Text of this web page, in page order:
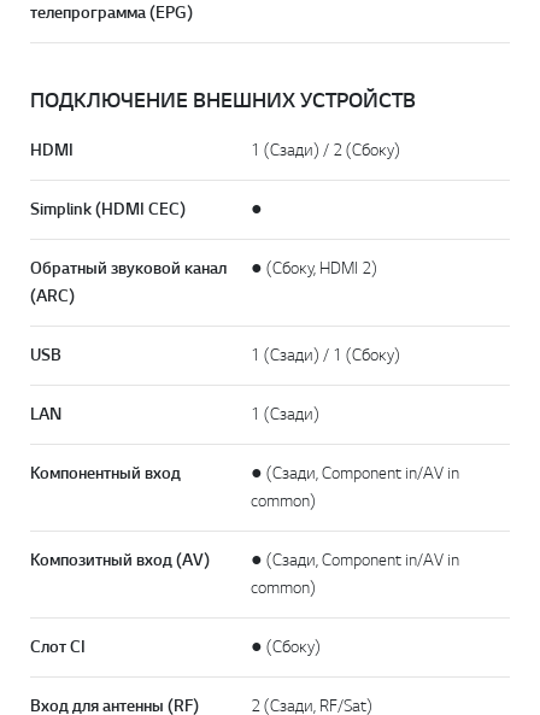
телепрограмма (EPG)
ПОДКЛЮЧЕНИЕ ВНЕШНИХ УСТРОЙСТВ
HDMI 1 (Сзади) / 2 (Сбоку)
Simplink (HDMI CEC) ●
Обратный звуковой канал
(ARC)
● (Сбоку, HDMI 2)
USB 1 (Сзади) / 1 (Сбоку)
LAN 1 (Сзади)
Компонентный вход
● (Сзади, Component in/AV in
common)
Композитный вход (AV)
● (Сзади, Component in/AV in
common)
Слот CI ● (Сбоку)
Вход для антенны (RF) 2 (Сзади, RF/Sat)